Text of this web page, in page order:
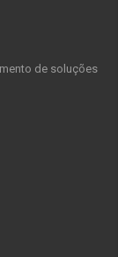
de soluções